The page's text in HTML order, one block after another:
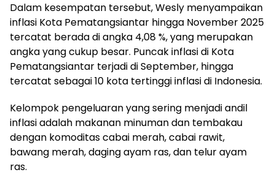
Dalam kesempatan tersebut, Wesly menyampaikan
inflasi Kota Pematangsiantar hingga November 2025
tercatat berada di angka 4,08 %, yang merupakan
angka yang cukup besar. Puncak inflasi di Kota
Pematangsiantar terjadi di September, hingga
tercatat sebagai 10 kota tertinggi inflasi di Indonesia.
Kelompok pengeluaran yang sering menjadi andil
inflasi adalah makanan minuman dan tembakau
dengan komoditas cabai merah, cabai rawit,
bawang merah, daging ayam ras, dan telur ayam
ras.